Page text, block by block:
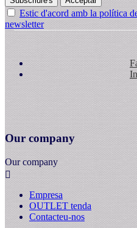
Estic d'acord amb la política
newsletter
Our company
Our company

Empresa
OUTLET tenda
Contacteu-nos